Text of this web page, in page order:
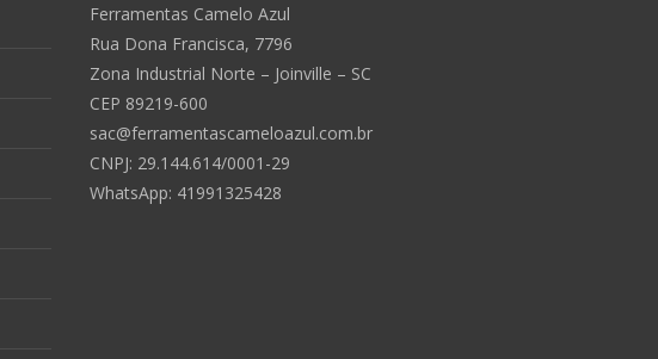
Ferramentas Camelo Azul
Rua Dona Francisca, 7796
Zona Industrial Norte – Joinville – SC
CEP 89219-600
sac@ferramentascameloazul.com.br
CNPJ: 29.144.614/0001-29
WhatsApp: 41991325428